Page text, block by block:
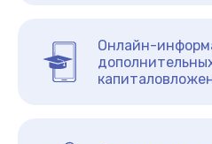
Онлайн-